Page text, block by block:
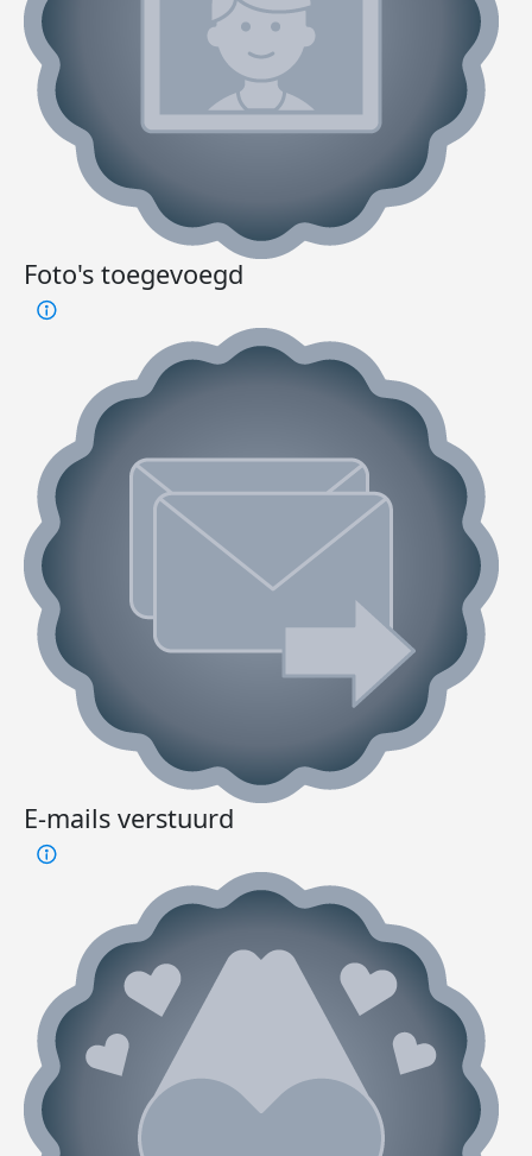
Foto's toegevoegd
E-mails verstuurd